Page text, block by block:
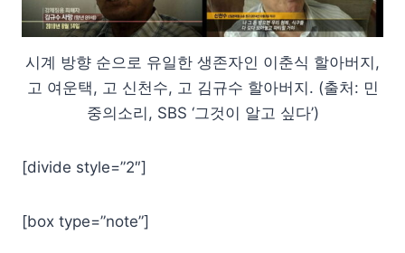
시계 방향 순으로 유일한 생존자인 이춘식 할아버지,
고 여운택, 고 신천수, 고 김규수 할아버지. (출처: 민
중의소리, SBS ‘그것이 알고 싶다’)
[divide style=”2″]
[box type=”note”]